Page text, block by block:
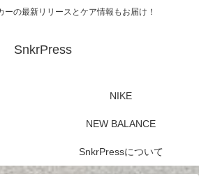
ーの最新リリースとケア情報もお届け！
SnkrPress
NIKE
NEW BALANCE
SnkrPressについて